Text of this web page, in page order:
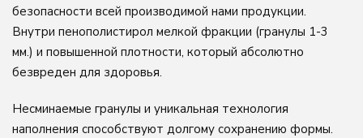
безопасности всей производимой нами продукции.
Внутри пенополистирол мелкой фракции (гранулы 1-3
мм.) и повышенной плотности, который абсолютно
безвреден для здоровья.
Несминаемые гранулы и уникальная технология
наполнения способствуют долгому сохранению формы.